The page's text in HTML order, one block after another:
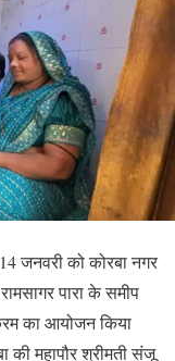
जनवरी को कोरबा नगर
पारा के समीप
का आयोजन किया
की महापौर श्रीमती संजू